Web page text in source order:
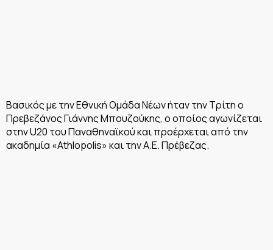
Βασικός με την Εθνική Ομάδα Νέων ήταν την Τρίτη ο
Πρεβεζάνος Γιάννης Μπουζούκης, ο οποίος αγωνίζεται
στην U20 του Παναθηναϊκού και προέρχεται από την
ακαδημία «Athlopolis» και την Α.Ε. Πρέβεζας.